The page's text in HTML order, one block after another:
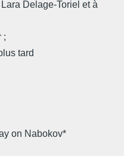
Delage-Toriel et à
;
tard
on Nabokov*